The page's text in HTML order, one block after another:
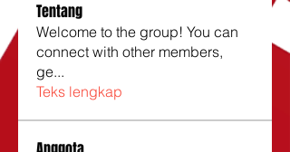
Tentang
Welcome to the group! You can
connect with other members,
ge...
Teks lengkap